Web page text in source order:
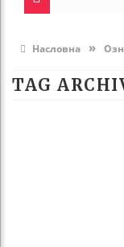
Насловна »
TAG